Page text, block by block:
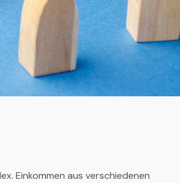
Einkommen aus verschiedenen